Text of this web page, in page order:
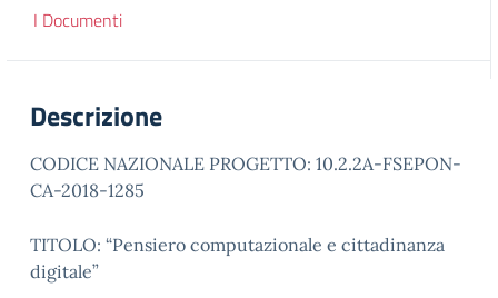
I Documenti
Descrizione
CODICE NAZIONALE PROGETTO: 10.2.2A-FSEPON-
CA-2018-1285
TITOLO: “Pensiero computazionale e cittadinanza
digitale”